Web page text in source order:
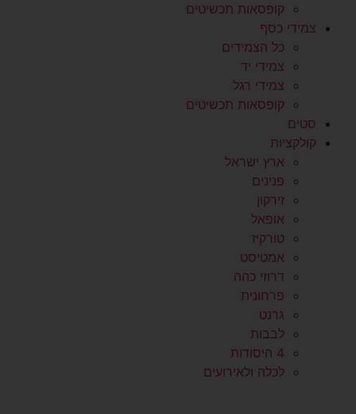
קופסאות תכשיטים
צמידי כסף
כל הצמידים
צמידי יד
צמידי רגל
קופסאות תכשיטים
סטים
קולקציות
ארץ ישראל
פנינים
זירקון
אופאל
טורקיז
אמטיסט
דרוזי כהה
פרחונית
גרנט
לבבות
4 היסודות
לכלה ולאירועים